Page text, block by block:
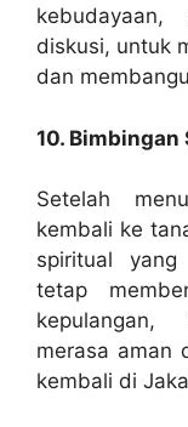
diskusi, untuk
dan
10. Bimbingan
Setelah
kembali ke
spiritual yang
tetap
kepulangan,
merasa aman
kembali di